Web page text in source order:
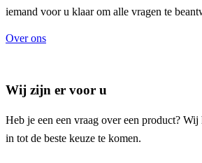
iemand voor u klaar om alle vragen te
Over ons
Wij zijn er voor u
Heb je een een vraag over een product?
in tot de beste keuze te komen.